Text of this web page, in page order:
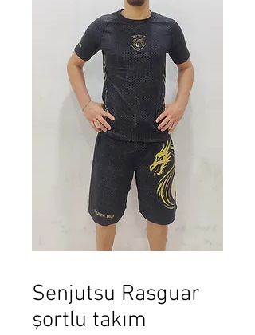
Senjutsu Rasguar
şortlu takım